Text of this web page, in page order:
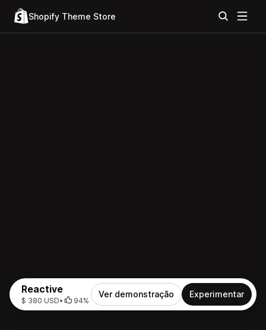
Shopify Theme Store
Reactive
$ 380 USD• 94%
Ver demonstração Experimentar